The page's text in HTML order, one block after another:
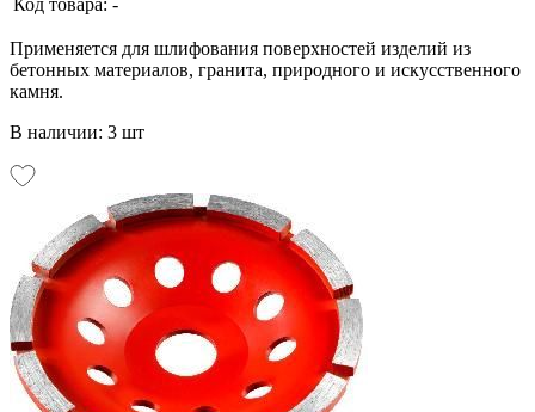
Применяется для шлифования поверхностей изделий из
бетонных материалов, гранита, природного и искусственного
камня.
В наличии: 3 шт